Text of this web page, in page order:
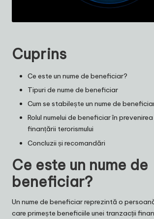
Cuprins
Ce este un nume de beneficiar?
Tipuri de nume de beneficiar
Cum se stabilește un nume de
Rolul numelui de beneficiar în
finanțării terorismului
Concluzii și recomandări
Ce este un nume de
beneficiar?
Un nume de beneficiar reprezintă o
care primește beneficiile unei tranzacții